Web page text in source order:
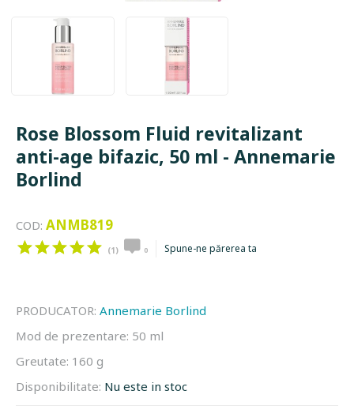
Rose Blossom Fluid revitalizant
anti-age bifazic, 50 ml - Annemarie
Borlind
COD: ANMB819
(1) 0 Spune-ne părerea ta
PRODUCATOR: Annemarie Borlind
Mod de prezentare: 50 ml
Greutate: 160 g
Disponibilitate: Nu este in stoc